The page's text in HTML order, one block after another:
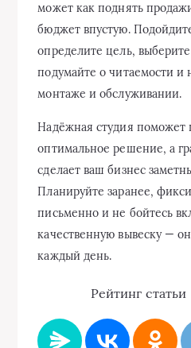
может как поднять
бюджет впустую.
определите цель,
подумайте о читаемости и
монтаже и обслуживании.
Надёжная студия поможет
оптимальное решение, а
сделает ваш бизнес
Планируйте заранее,
письменно и не бойтесь
качественную вывеску —
каждый день.
Рейтинг статьи